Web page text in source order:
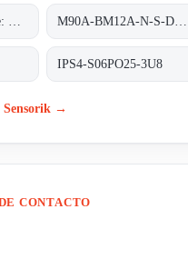
IPS4-S06PO25-3U8
Sensorik →
CONTACTO